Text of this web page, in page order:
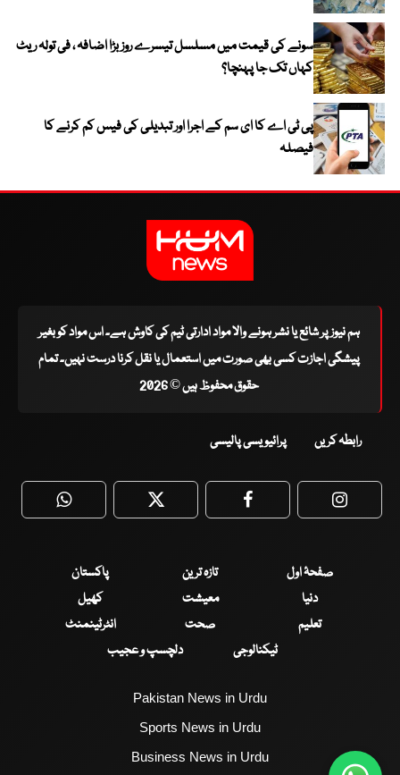
سونے کی قیمت میں مسلسل تیسرے روز بڑا اضافہ ، فی تولہ ریٹ
کہاں تک جا پہنچا؟
پی ٹی اے کا ای سم کے اجرا اور تبدیلی کی فیس کم کرنے کا
فیصلہ
ہم نیوز پر شائع یا نشر ہونے والا مواد ادارتی ٹیم کی کاوش ہے۔ اس مواد کو بغیر
پیشگی اجازت کسی بھی صورت میں استعمال یا نقل کرنا درست نہیں۔ تمام
حقوق محفوظ ہیں © 2026
رابطہ کریں پرائیویسی پالیسی
WhatsApp Twitter Facebook
صفحۂ اول تازہ ترین
پاکستان
دنیا
معیشت
کھیل
تعلیم
صحت
انٹرٹینمنٹ
ٹیکنالوجی
دلچسپ و عجیب
Pakistan News in Urdu
Sports News in Urdu
Business News in Urdu